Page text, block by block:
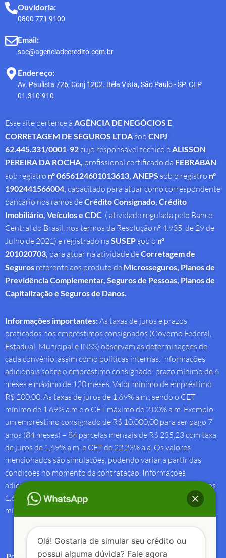
Ouvidoria:
0800 771 9100
Email:
sac@agenciadecredito.com.br
Endereço:
Av. Paulista 726, Conj 1202. Bela Vista, São Paulo - SP. CEP
01.310-910
Esse site pertence à AGÊNCIA DE NEGÓCIOS E
CORRETAGEM DE SEGUROS LTDA sob CNPJ
62.445.331/0001-92cujo responsável técnico é ALISSON
PEREIRA DA ROCHA profissional certificado da FEBRABAN
sob registro nº 0656124601013613, ANEPS sob o registro nº
1902441566004, capacitado para atuar como correspondente
bancário nos ramos deCrédito Consignado, Crédito
Imobiliário, Veículos e CDC ( atividade regulada pelo Banco
Central do Brasil, nos termos da Resolução nº 4.935, de 29 de
Julho de 2021) e registrado na SUSEP sob o nº
201020703, para atuar na atividade deCorretagem de
Seguros referente aos produto de Microsseguros, Planos de
Previdência Complementar, Seguros de Pessoas, Planos de
Capitalização e Seguros de Danos.
Informações importantes:As taxas de juros e prazos
praticados nos empréstimos consignados (Governo Federal,
Estadual, Municipal e INSS) observam as determinações de
cada convênio, assim como políticas internas. Informações
adicionais sobre o empréstimo consignado: prazo mínimo de 6
meses e máximo de 120 meses. Valor mínimo de empréstimo
R$ 200,00. As taxas de juros de 1,69% a.m., sendo o CET
mínimo de 1,69% a.m e o CET máximo de 2,00% a.m. Exemplo:
um empréstimo consignado de R$ 10.000,00 para ser pago 7
anos (84 meses) – 84 parcelas mensais de R$ 235,23 com taxa
de juros de 1,69% a.m. e CET de 22,23% a.a. Os valores
mencionados são simulações, podendo variar a partir das
condições no momento da contratação. Informações
adicionais sobre antecipação saque-aniversário: Taxa de juros
1,69% a.m e Custo Efetivo Total máximo de 1,92% a.m. e
mínimo de 1,88% a.m.
Olá! Gostaria de simular seu crédito ou
possui alguma dúvida? Fale agora